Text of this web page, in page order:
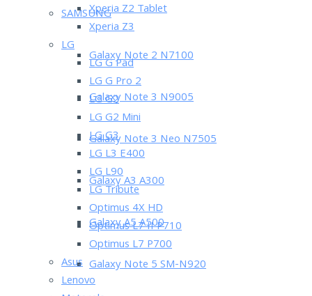
SAMSUNG
Galaxy Note 2 N7100
Galaxy Note 3 N9005
Galaxy Note 3 Neo N7505
Galaxy A3 A300
Galaxy A5 A500
Galaxy Note 5 SM-N920
Xperia Z2 Tablet
Xperia Z3
LG
LG G Pad
LG G Pro 2
LG G2
LG G2 Mini
LG G3
LG L3 E400
LG L90
LG Tribute
Optimus 4X HD
Optimus L7 II P710
Optimus L7 P700
Asus
Lenovo